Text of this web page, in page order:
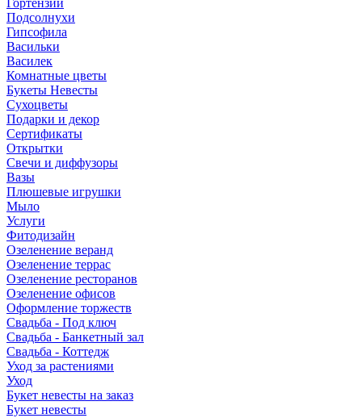
Гортензии
Подсолнухи
Гипсофила
Васильки
Василек
Комнатные цветы
Букеты Невесты
Сухоцветы
Подарки и декор
Сертификаты
Открытки
Свечи и диффузоры
Вазы
Плюшевые игрушки
Мыло
Услуги
Фитодизайн
Озеленение веранд
Озеленение террас
Озеленение ресторанов
Озеленение офисов
Оформление торжеств
Свадьба - Под ключ
Свадьба - Банкетный зал
Свадьба - Коттедж
Уход за растениями
Уход
Букет невесты на заказ
Букет невесты